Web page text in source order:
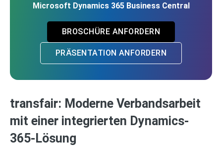
Microsoft Dynamics 365 Business Central
BROSCHÜRE ANFORDERN
PRÄSENTATION ANFORDERN
transfair: Moderne Verbandsarbeit
mit einer integrierten Dynamics-
365-Lösung